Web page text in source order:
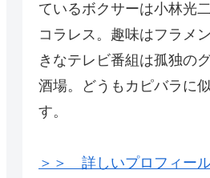
ているボクサーは小林光
コラレス。趣味はフラメ
きなテレビ番組は孤独の
酒場。どうもカピバラに
す。
＞＞ 詳しいプロフィー